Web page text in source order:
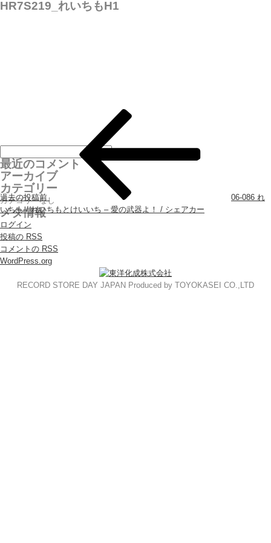
HR7S219_れいちもH1
過去の投稿前
06-086 れ
いちも / れいちもとけいいち – 愛の武器よ！ / シェアカー
最近のコメント
アーカイブ
カテゴリー
カテゴリーなし
メタ情報
ログイン
投稿の RSS
コメントの RSS
WordPress.org
RECORD STORE DAY JAPAN Produced by TOYOKASEI CO.,LTD